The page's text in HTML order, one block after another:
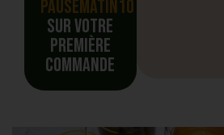
PAUSEMATIN10
sur votre
première
commande